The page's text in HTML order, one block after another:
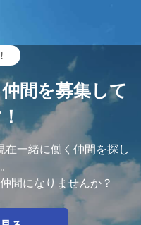
間を募集して
一緒に働く仲間を探し
間になりませんか？